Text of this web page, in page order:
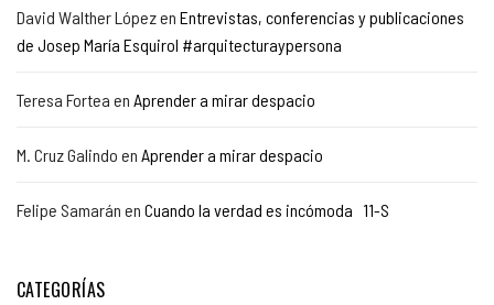
David Walther Lópezen Entrevistas, conferencias y publicaciones
de Josep María Esquirol #arquitecturaypersona
Teresa Fortea en Aprender a mirar despacio
M. Cruz Galindo en Aprender a mirar despacio
Felipe Samarán en Cuando la verdad es incómoda 11-S
CATEGORÍAS